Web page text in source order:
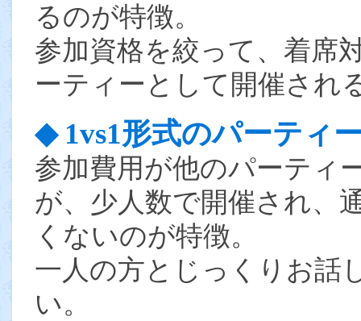
るのが特徴。
参加資格を絞って、着席
ーティーとして開催され
◆ 1vs1形式のパーティ
参加費用が他のパーティ
が、少人数で開催され、
くないのが特徴。
一人の方とじっくりお話
い。